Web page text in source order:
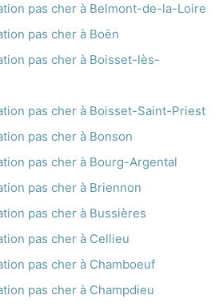
pas cher à Belmont-de-la-Loire
pas cher à Boën
pas cher à Boisset-lès-
pas cher à Boisset-Saint-Priest
pas cher à Bonson
pas cher à Bourg-Argental
pas cher à Briennon
pas cher à Bussières
pas cher à Cellieu
pas cher à Chamboeuf
pas cher à Champdieu